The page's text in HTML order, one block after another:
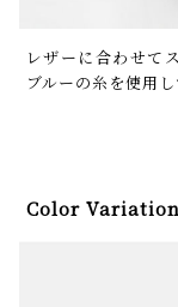
レザーに合わせて
ブルーの糸を使用し
Color Variation